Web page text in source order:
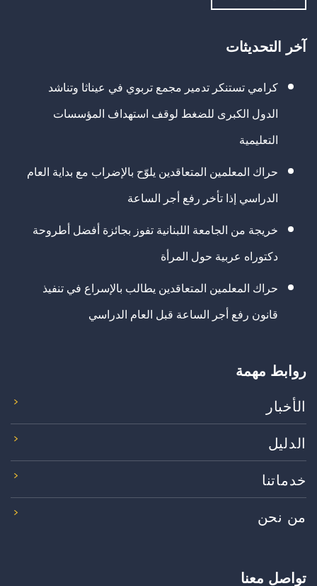
آخر التحديثات
كرامي تستنكر تدمير مجمع تربوي في عيناثا وتناشد
الدول الكبرى للضغط لوقف استهداف المؤسسات
التعليمية
حراك المعلمين المتعاقدين يلوّح بالإضراب مع بداية العام
الدراسي إذا تأخر رفع أجر الساعة
خريجة من الجامعة اللبنانية تفوز بجائزة أفضل أطروحة
دكتوراه عربية حول المرأة
حراك المعلمين المتعاقدين يطالب بالإسراع في تنفيذ
قانون رفع أجر الساعة قبل العام الدراسي
روابط مهمة
الأخبار
الدليل
خدماتنا
من نحن
تواصل معنا